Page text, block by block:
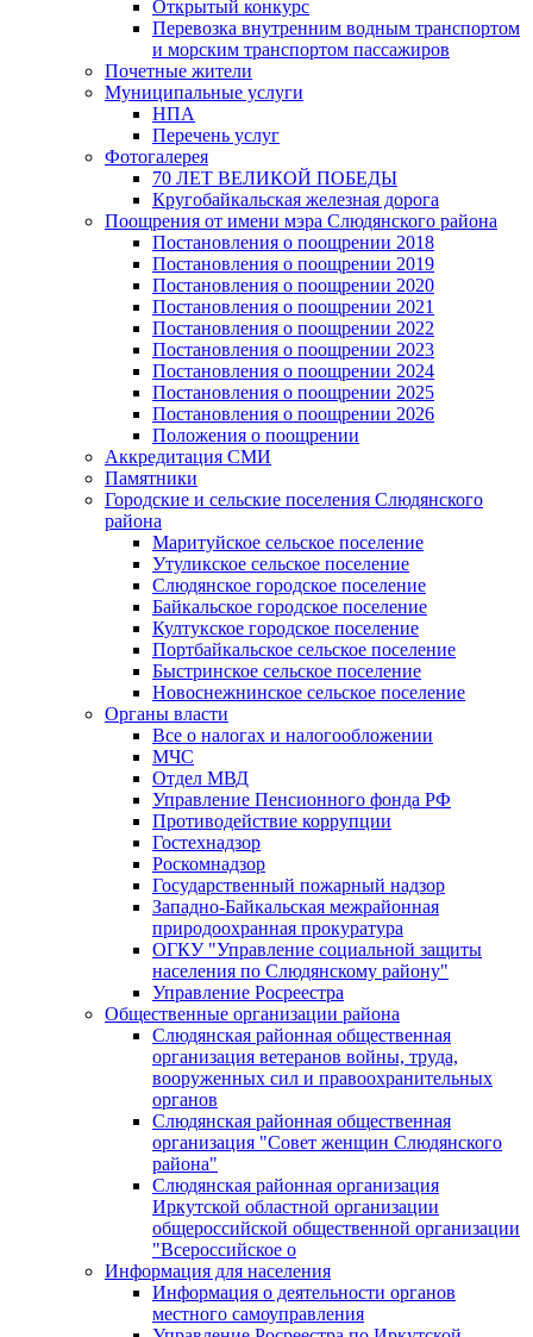
Открытый конкурс
Перевозка внутренним водным транспортом
и морским транспортом пассажиров
Почетные жители
Муниципальные услуги
НПА
Перечень услуг
Фотогалерея
70 ЛЕТ ВЕЛИКОЙ ПОБЕДЫ
Кругобайкальская железная дорога
Поощрения от имени мэра Слюдянского района
Постановления о поощрении 2018
Постановления о поощрении 2019
Постановления о поощрении 2020
Постановления о поощрении 2021
Постановления о поощрении 2022
Постановления о поощрении 2023
Постановления о поощрении 2024
Постановления о поощрении 2025
Постановления о поощрении 2026
Положения о поощрении
Аккредитация СМИ
Памятники
Городские и сельские поселения Слюдянского
района
Маритуйское сельское поселение
Утуликское сельское поселение
Слюдянское городское поселение
Байкальское городское поселение
Култукское городское поселение
Портбайкальское сельское поселение
Быстринское сельское поселение
Новоснежнинское сельское поселение
Органы власти
Все о налогах и налогообложении
МЧС
Отдел МВД
Управление Пенсионного фонда РФ
Противодействие коррупции
Гостехнадзор
Роскомнадзор
Государственный пожарный надзор
Западно-Байкальская межрайонная
природоохранная прокуратура
ОГКУ "Управление социальной защиты
населения по Слюдянскому району"
Управление Росреестра
Общественные организации района
Слюдянская районная общественная
организация ветеранов войны, труда,
вооруженных сил и правоохранительных
органов
Слюдянская районная общественная
организация "Совет женщин Слюдянского
района"
Слюдянская районная организация
Иркутской областной организации
общероссийской общественной организации
"Всероссийское о
Информация для населения
Информация о деятельности органов
местного самоуправления